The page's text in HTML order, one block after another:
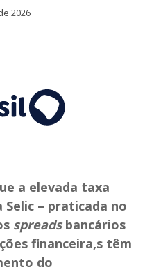
2026
a elevada taxa
Selic – praticada no
spreadsbancários
financeira,s têm
do